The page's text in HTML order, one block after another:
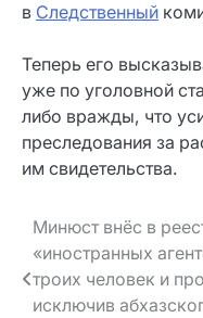
в Следственный
Теперь его
уже по уголовной
либо вражды, что
преследования за
им свидетельства.
Навигация
по записям
Минюст внёс в
«иностранных
троих человек и
исключив